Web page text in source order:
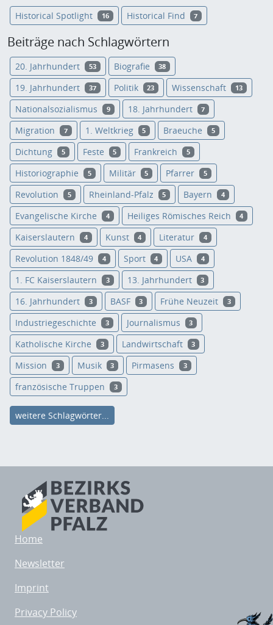
Historical Spotlight 16 Historical Find 7
Beiträge nach Schlagwörtern
20. Jahrhundert 53 Biografie 38
19. Jahrhundert 37 Politik 23 Wissenschaft 13
Nationalsozialismus 9 18. Jahrhundert 7
Migration 7 1. Weltkrieg 5 Braeuche 5
Dichtung 5 Feste 5 Frankreich 5
Historiographie 5 Militär 5 Pfarrer 5
Revolution 5 Rheinland-Pfalz 5 Bayern 4
Evangelische Kirche 4 Heiliges Römisches Reich 4
Kaiserslautern 4 Kunst 4 Literatur 4
Revolution 1848/49 4 Sport 4 USA 4
1. FC Kaiserslautern 3 13. Jahrhundert 3
16. Jahrhundert 3 BASF 3 Frühe Neuzeit 3
Industriegeschichte 3 Journalismus 3
Katholische Kirche 3 Landwirtschaft 3
Mission 3 Musik 3 Pirmasens 3
französische Truppen 3
weitere Schlagwörter...
Home
Newsletter
Imprint
Privacy Policy